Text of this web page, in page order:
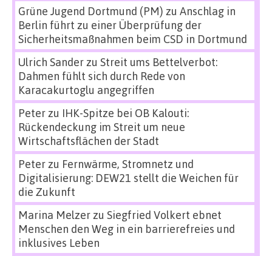
Grüne Jugend Dortmund (PM) zu Anschlag in
Berlin führt zu einer Überprüfung der
Sicherheitsmaßnahmen beim CSD in Dortmund
Ulrich Sanderzu Streit ums Bettelverbot:
Dahmen fühlt sich durch Rede von
Karacakurtoglu angegriffen
Peterzu IHK-Spitze bei OB Kalouti:
Rückendeckung im Streit um neue
Wirtschaftsflächen der Stadt
Peterzu Fernwärme, Stromnetz und
Digitalisierung: DEW21 stellt die Weichen für
die Zukunft
Marina Melzerzu Siegfried Volkert ebnet
Menschen den Weg in ein barrierefreies und
inklusives Leben